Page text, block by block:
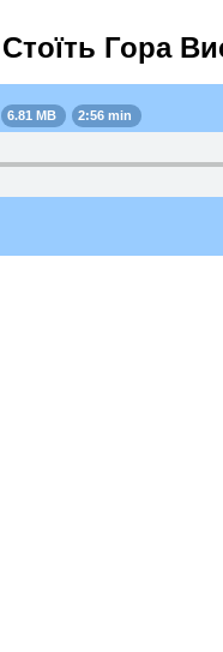
Гора
6.81 MB 2:56 min